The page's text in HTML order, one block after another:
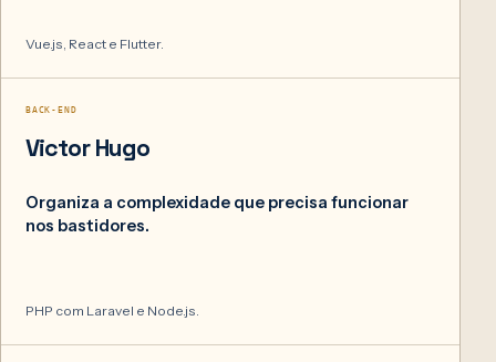
Vue.js, React e Flutter.
BACK-END
Victor Hugo
Organiza a complexidade que precisa funcionar
nos bastidores.
PHP com Laravel e Node.js.